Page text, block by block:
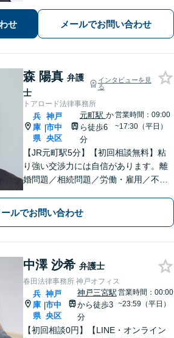
EやChatworkなどに対応」
せ メールでお問い合わせ
森 陽真 弁護
士
インタビューを見
る
トアロード法律事務所
兵
庫
県
|
神戸
市中
央区
元町駅 か
ら徒歩6
分
営業時間：09:00
~17:30（平日）
【JR元町駅5分】【初回相談無料】粘
り強い交渉力には自信があります。離
婚問題／相続問題／労働・雇用／不動
り添い、丁寧かつスピーディーな解決
を目指します！
ールでお問い合わせ
中澤 沙希 弁護士
春田法律事務所 神戸オフィス
兵
庫
県
|
神戸
市中
央区
神戸三宮駅
から徒歩3
分
営業時間：00:00
~23:59（平日）
【初回相談0円】【LINE・オンライン